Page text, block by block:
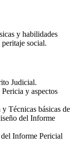
y habilidades
social.
Judicial.
y aspectos
Técnicas básicas de
del Informe
Informe Pericial